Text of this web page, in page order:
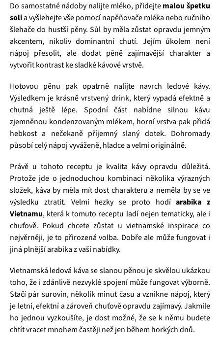
Do samostatné nádoby nalijte mléko, přidejtemalou špetku
solia vyšlehejte vše pomocí napěňovače mléka nebo ručního
šlehače do hustší pěny. Sůl by měla zůstat opravdu jemným
akcentem, nikoliv dominantní chutí. Jejím úkolem není
nápoj přesolit, ale dodat pěně zajímavější charakter a
vytvořit kontrast ke sladké kávové vrstvě.
Hotovou pěnu pak opatrně nalijte navrch ledové kávy.
Výsledkem je krásně vrstvený drink, který vypadá efektně a
chutná ještě lépe. Spodní část nabídne silnou kávu
zjemněnou kondenzovaným mlékem, horní vrstva pak přidá
hebkost a nečekaně příjemný slaný dotek. Dohromady
působí celý nápoj vyváženě, hladce a velmi originálně.
Právě u tohoto receptu je kvalita kávy opravdu důležitá.
Protože jde o jednoduchou kombinaci několika výrazných
složek, káva by měla mít dost charakteru a neměla by se ve
výsledku ztratit. Velmi hezky se proto hodíarabika z
Vietnamu, která k tomuto receptu ladí nejen tematicky, ale i
chuťově. Pokud chcete zůstat u vietnamské inspirace co
nejvěrněji, je to přirozená volba. Dobře ale může fungovat i
jiná plnější arabika z vaší nabídky.
Vietnamská ledová káva se slanou pěnou je skvělou ukázkou
toho, že i zdánlivě nezvyklé spojení může fungovat výborně.
Stačí pár surovin, několik minut času a vznikne nápoj, který
je letní, efektní a zároveň chuťově opravdu zajímavý. Jakmile
ho jednou vyzkoušíte, je dost možné, že se k němu budete
chtít vracet mnohem častěji než jen během horkých dnů.